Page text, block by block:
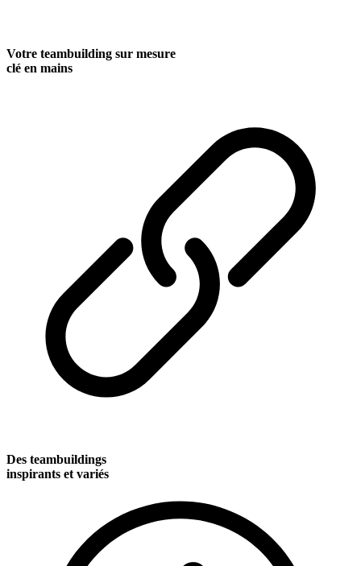
Votre teambuilding sur mesure
clé en mains
Des teambuildings
inspirants et variés